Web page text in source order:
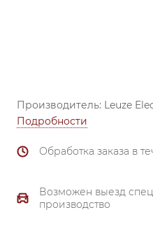
Производитель: Leuze
Подробности
Обработка заказа в
Возможен выезд
производство